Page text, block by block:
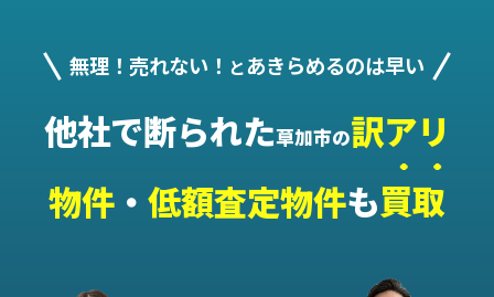
無理！売れない！ とあきらめるのは早い
他社で断られた草加市の訳アリ
物件 ・ 低額査定物件も買取